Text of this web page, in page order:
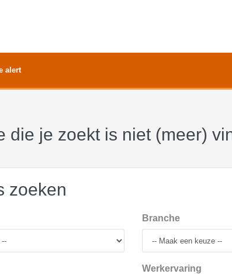
alert
die je zoekt is niet (meer)
zoeken
Branche
Werkervaring